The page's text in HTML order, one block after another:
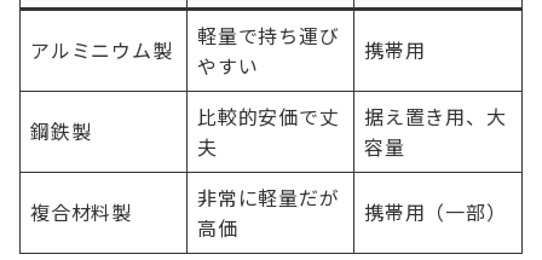
アルミニウム製
軽量で持ち運び
やすい
携帯用
鋼鉄製
比較的安価で丈
夫
据え置き用、大
容量
複合材料製
非常に軽量だが
高価
携帯用（一部）